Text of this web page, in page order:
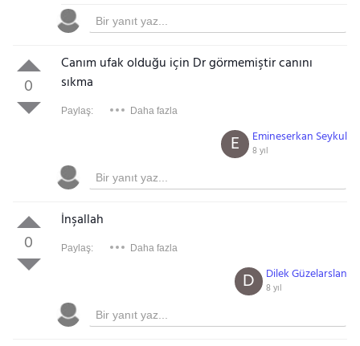
0
Canım ufak olduğu için Dr görmemiştir canını
sıkma
Paylaş: Daha fazla
Emineserkan Seykul
8 yıl
E
0
İnşallah
Paylaş: Daha fazla
Dilek Güzelarslan
8 yıl
D